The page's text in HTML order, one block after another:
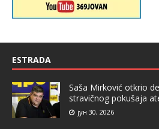
ESTRADA
Saša Mirković otkrio
stravičnog pokušaja
јун 30, 2026